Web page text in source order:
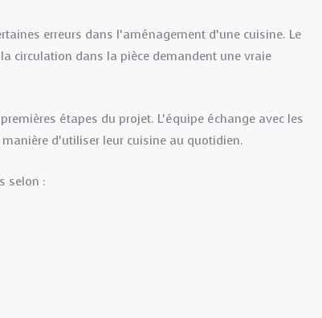
erreurs dans l’aménagement d’une cuisine. Le
circulation dans la pièce demandent une vraie
étapes du projet. L’équipe échange avec les
d’utiliser leur cuisine au quotidien.
selon :